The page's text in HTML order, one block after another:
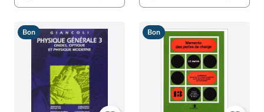
Bon Bon